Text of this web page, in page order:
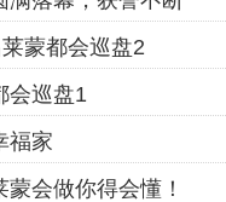
蒙都会巡盘2
会巡盘1
福家
会做你得会懂！